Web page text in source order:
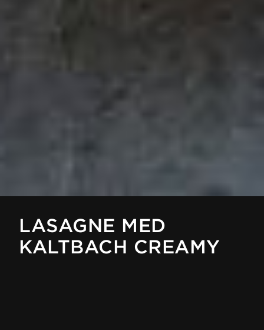
LASAGNE MED
KALTBACH CREAMY